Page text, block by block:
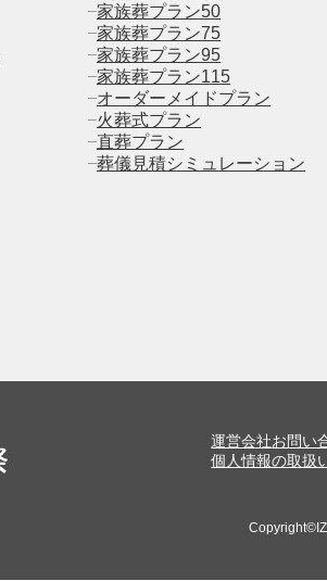
家族葬プラン50
家族葬プラン75
家族葬プラン95
家族葬プラン115
オーダーメイドプラン
火葬式プラン
直葬プラン
葬儀見積シミュレーション
運営会社お問い
個人情報の取扱